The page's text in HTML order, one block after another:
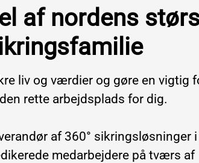
af nordens
liv og værdier og gøre en vigtig
rette arbejdsplads for dig.
af 360° sikringsløsninger i
medarbejdere på tværs af